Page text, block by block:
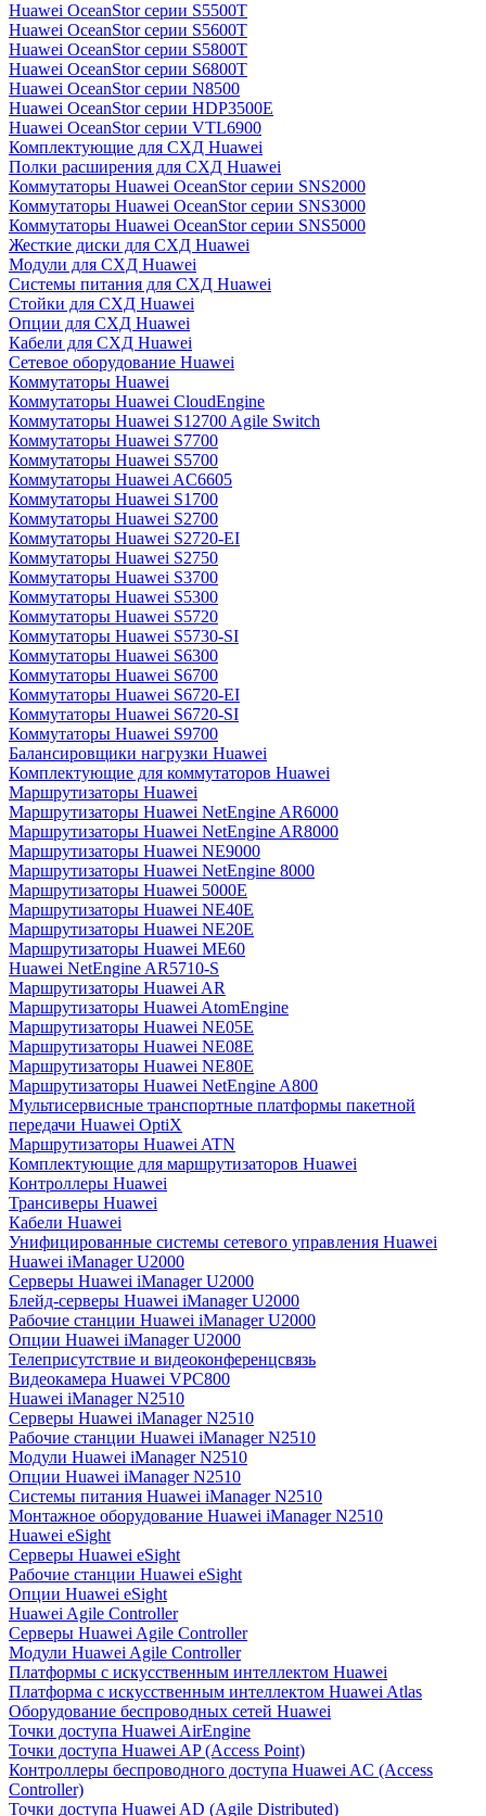
Huawei OceanStor серии S5500T
Huawei OceanStor серии S5600T
Huawei OceanStor серии S5800T
Huawei OceanStor серии S6800T
Huawei OceanStor серии N8500
Huawei OceanStor серии HDP3500E
Huawei OceanStor серии VTL6900
Комплектующие для СХД Huawei
Полки расширения для СХД Huawei
Коммутаторы Huawei OceanStor серии SNS2000
Коммутаторы Huawei OceanStor серии SNS3000
Коммутаторы Huawei OceanStor серии SNS5000
Жесткие диски для СХД Huawei
Модули для СХД Huawei
Системы питания для СХД Huawei
Стойки для СХД Huawei
Опции для СХД Huawei
Кабели для СХД Huawei
Сетевое оборудование Huawei
Коммутаторы Huawei
Коммутаторы Huawei CloudEngine
Коммутаторы Huawei S12700 Agile Switch
Коммутаторы Huawei S7700
Коммутаторы Huawei S5700
Коммутаторы Huawei AC6605
Коммутаторы Huawei S1700
Коммутаторы Huawei S2700
Коммутаторы Huawei S2720-EI
Коммутаторы Huawei S2750
Коммутаторы Huawei S3700
Коммутаторы Huawei S5300
Коммутаторы Huawei S5720
Коммутаторы Huawei S5730-SI
Коммутаторы Huawei S6300
Коммутаторы Huawei S6700
Коммутаторы Huawei S6720-EI
Коммутаторы Huawei S6720-SI
Коммутаторы Huawei S9700
Балансировщики нагрузки Huawei
Комплектующие для коммутаторов Huawei
Маршрутизаторы Huawei
Маршрутизаторы Huawei NetEngine AR6000
Маршрутизаторы Huawei NetEngine AR8000
Маршрутизаторы Huawei NE9000
Маршрутизаторы Huawei NetEngine 8000
Маршрутизаторы Huawei 5000E
Маршрутизаторы Huawei NE40E
Маршрутизаторы Huawei NE20E
Маршрутизаторы Huawei ME60
Huawei NetEngine AR5710-S
Маршрутизаторы Huawei AR
Маршрутизаторы Huawei AtomEngine
Маршрутизаторы Huawei NE05E
Маршрутизаторы Huawei NE08E
Маршрутизаторы Huawei NE80E
Маршрутизаторы Huawei NetEngine A800
Мультисервисные транспортные платформы пакетной
передачи Huawei OptiX
Маршрутизаторы Huawei ATN
Комплектующие для маршрутизаторов Huawei
Контроллеры Huawei
Трансиверы Huawei
Кабели Huawei
Унифицированные системы сетевого управления Huawei
Huawei iManager U2000
Серверы Huawei iManager U2000
Блейд-серверы Huawei iManager U2000
Рабочие станции Huawei iManager U2000
Опции Huawei iManager U2000
Телеприсутствие и видеоконференцсвязь
Видеокамера Huawei VPC800
Huawei iManager N2510
Серверы Huawei iManager N2510
Рабочие станции Huawei iManager N2510
Модули Huawei iManager N2510
Опции Huawei iManager N2510
Системы питания Huawei iManager N2510
Монтажное оборудование Huawei iManager N2510
Huawei eSight
Серверы Huawei eSight
Рабочие станции Huawei eSight
Опции Huawei eSight
Huawei Agile Controller
Серверы Huawei Agile Controller
Модули Huawei Agile Controller
Платформы с искусственным интеллектом Huawei
Платформа с искусственным интеллектом Huawei Atlas
Оборудование беспроводных сетей Huawei
Точки доступа Huawei AirEngine
Точки доступа Huawei AP (Access Point)
Контроллеры беспроводного доступа Huawei AC (Access
Controller)
Точки доступа Huawei AD (Agile Distributed)